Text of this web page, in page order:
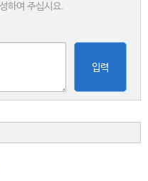
하여 주십시요.
입력